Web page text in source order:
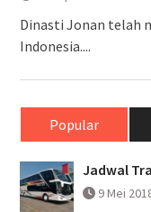
Dinasti Jonan telah
Indonesia....
Popular
Jadwal
9 Mei